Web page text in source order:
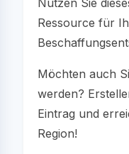
Nutzen Sie
Ressource für
Möchten auch
werden?
Eintrag und
Region!